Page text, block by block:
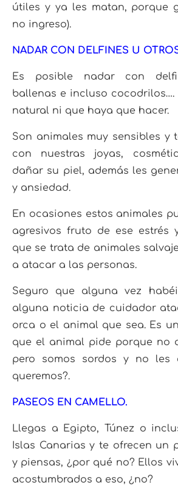
útiles y ya les matan, porque
no ingreso).
NADAR CON DELFINES U
Es posible nadar con
ballenas e incluso cocodrilos….
natural ni que haya que hacer.
Son animales muy sensibles y
con nuestras joyas,
dañar su piel, además les
y ansiedad.
En ocasiones estos animales
agresivos fruto de ese estrés
que se trata de animales
a atacar a las personas.
Seguro que alguna vez
alguna noticia de cuidador
orca o el animal que sea. Es
que el animal pide porque no
pero somos sordos y no les
queremos?.
PASEOS EN CAMELLO.
Llegas a Egipto, Túnez o
Islas Canarias y te ofrecen un
y piensas, ¿por qué no? Ellos
acostumbrados a eso, ¿no?